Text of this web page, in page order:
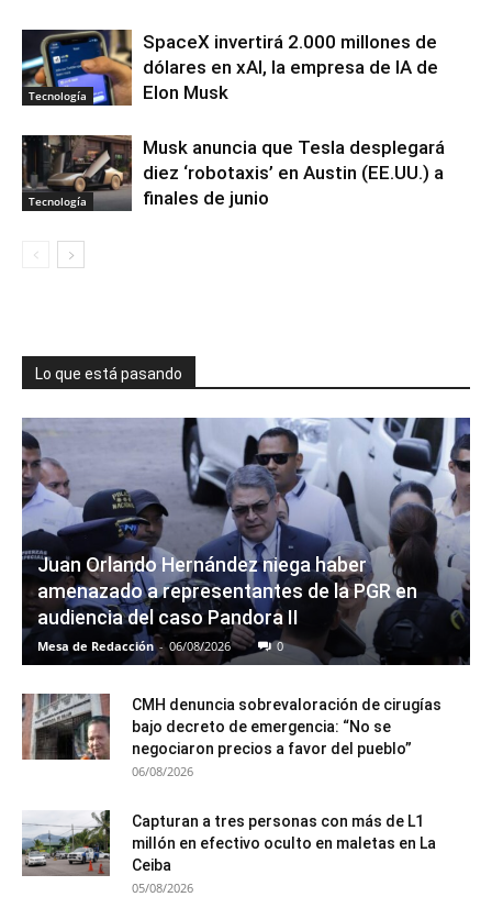
Tecnología
SpaceX invertirá 2.000 millones de
dólares en xAI, la empresa de IA de
Elon Musk
Tecnología
Musk anuncia que Tesla desplegará
diez ‘robotaxis’ en Austin (EE.UU.) a
finales de junio
Lo que está pasando
Juan Orlando Hernández niega haber
amenazado a representantes de la PGR en
audiencia del caso Pandora II
Mesa de Redacción - 06/08/2026 0
CMH denuncia sobrevaloración de cirugías
bajo decreto de emergencia: “No se
negociaron precios a favor del pueblo”
06/08/2026
Capturan a tres personas con más de L1
millón en efectivo oculto en maletas en La
Ceiba
05/08/2026